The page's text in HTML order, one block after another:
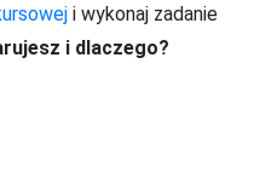
i wykonaj zadanie
i dlaczego?